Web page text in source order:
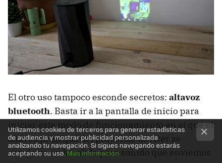
El otro uso tampoco esconde secretos: altavoz
bluetooth. Basta ir a la pantalla de inicio para
iniciar este modo de funcionamiento en el que el
altavoz principal del proyector de Acer se
convierte en la salida para sonido que enviemos
Utilizamos cookies de terceros para generar estadísticas
de audiencia y mostrar publicidad personalizada
analizando tu navegación. Si sigues navegando estarás
aceptando su uso.Más información